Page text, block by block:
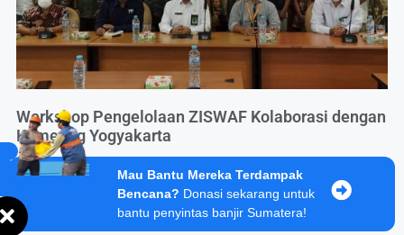
Workshop Pengelolaan ZISWAF Kolaborasi dengan
Kemenag Yogyakarta
Mau Bantu Mereka Terdampak
Bencana? Donasi sekarang untuk
bantu penyintas banjir Sumatera!